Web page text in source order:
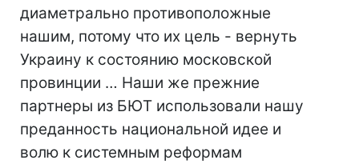
диаметрально противоположные
нашим, потому что их цель - вернуть
Украину к состоянию московской
провинции … Наши же прежние
партнеры из БЮТ использовали нашу
преданность национальной идее и
волю к системным реформам